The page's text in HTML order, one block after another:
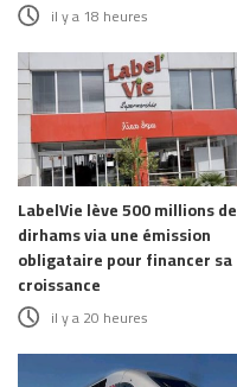
il y a 18 heures
LabelVie lève 500 millions de
dirhams via une émission
obligataire pour financer sa
croissance
il y a 20 heures